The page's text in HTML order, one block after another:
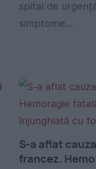
spital de
simptome...
S-a aflat
francez.